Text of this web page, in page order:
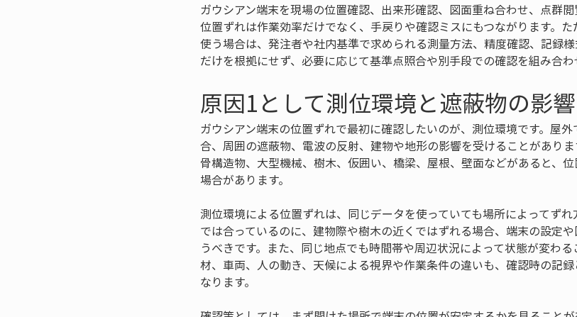
ガウシアン端末を現場の位置確認、出来形確認、図面重ね合わせ、点群
位置ずれは作業効率だけでなく、手戻りや確認ミスにもつながります。
使う場合は、発注者や社内基準で求められる測量方法、精度確認、記録
だけを根拠にせず、必要に応じて基準点照合や別手段での確認を組み合わ
原因1として測位環境と遮蔽物の影
ガウシアン端末の位置ずれで最初に確認したいのが、測位環境です。屋
合、周囲の遮蔽物、電波の反射、建物や地形の影響を受けることがあり
骨構造物、大型機械、樹木、仮囲い、橋梁、屋根、壁面などがあると、
場合があります。
測位環境による位置ずれは、同じデータを使っていても場所によってず
では合っているのに、建物際や樹木の近くではずれる場合、端末の設定
うべきです。また、同じ地点でも時間帯や周辺状況によって状態が変わ
材、車両、人の動き、天候による視界や作業条件の違いも、確認時の記
なります。